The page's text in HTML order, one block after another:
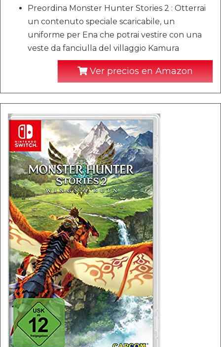
Preordina Monster Hunter Stories 2 : Otterrai
un contenuto speciale scaricabile, un
uniforme per Ena che potrai vestire con una
veste da fanciulla del villaggio Kamura
Ver precios en Amazon